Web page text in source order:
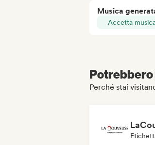
Musica
Accetta
Perché stai